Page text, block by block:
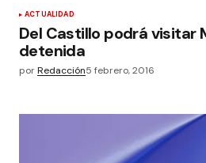
ACTUALIDAD
Del Castillo podrá visitar
detenida
porRedacción5 febrero, 2016